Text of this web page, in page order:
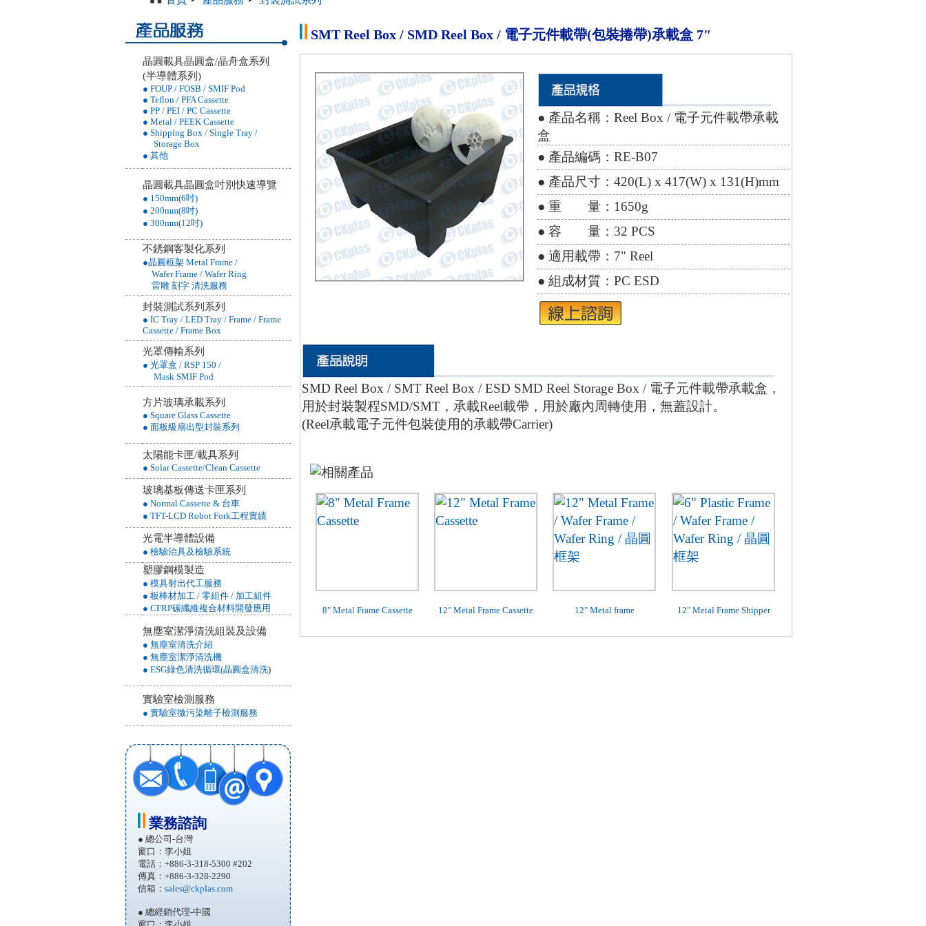
晶圓載具晶圓盒/晶舟盒系列
(半導體系列)
● FOUP / FOSB / SMIF Pod
● Teflon / PFA Cassette
● PP / PEI / PC Cassette
● Metal / PEEK Cassette
● Shipping Box / Single Tray /
Storage Box
● 其他
晶圓載具晶圓盒吋別快速導覽
● 150mm(6吋)
● 200mm(8吋)
● 300mm(12吋)
不銹鋼客製化系列
●晶圓框架 Metal Frame /
Wafer Frame / Wafer Ring
雷雕 刻字 清洗服務
封裝測試系列系列
● IC Tray / LED Tray / Frame / Frame
Cassette / Frame Box
光罩傳輸系列
● 光罩盒 / RSP 150 /
Mask SMIF Pod
方片玻璃承載系列
● Square Glass Cassette
● 面板級扇出型封裝系列
太陽能卡匣/載具系列
● Solar Cassette/Clean Cassette
玻璃基板傳送卡匣系列
● Normal Cassette & 台車
● TFT-LCD Robot Fork工程實績
光電半導體設備
● 檢驗治具及檢驗系統
塑膠鋼模製造
● 模具射出代工服務
● 板棒材加工 / 零組件 / 加工組件
● CFRP碳纖維複合材料開發應用
無塵室潔淨清洗組裝及設備
● 無塵室清洗介紹
● 無塵室潔淨清洗機
● ESG綠色清洗循環(晶圓盒清洗)
實驗室檢測服務
● 實驗室微污染離子檢測服務
業務諮詢
● 總公司-台灣
窗口：李小姐
電話：+886-3-318-5300 #202
傳真：+886-3-328-2290
信箱： sales@ckplas.com
● 總經銷代理-中國
SMT Reel Box / SMD Reel Box / 電子元件載帶(包裝捲帶)承載盒 7"
● 產品名稱：Reel Box / 電子元件載帶承載
盒
● 產品編碼：RE-B07
● 產品尺寸：420(L) x 417(W) x 131(H)mm
● 重 量：1650g
● 容 量：32 PCS
● 適用載帶：7" Reel
● 組成材質：PC ESD
SMD Reel Box / SMT Reel Box / ESD SMD Reel Storage Box / 電子元件載帶承載盒，
用於封裝製程SMD/SMT，承載Reel載帶，用於廠內周轉使用，無蓋設計。
(Reel承載電子元件包裝使用的承載帶Carrier)
8" Metal Frame Cassette 12" Metal Frame Cassette 12" Metal frame 12" Metal Frame Shipper